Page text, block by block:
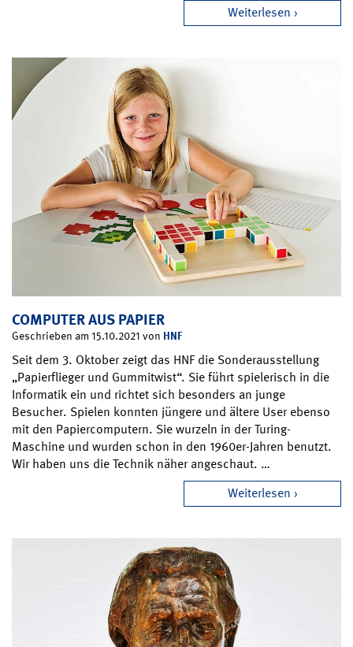
Weiterlesen
COMPUTER AUS PAPIER
Geschrieben am 15.10.2021 von HNF
Seit dem 3. Oktober zeigt das HNF die Sonderausstellung
„Papierflieger und Gummitwist“. Sie führt spielerisch in die
Informatik ein und richtet sich besonders an junge
Besucher. Spielen konnten jüngere und ältere User ebenso
mit den Papiercomputern. Sie wurzeln in der Turing-
Maschine und wurden schon in den 1960er-Jahren benutzt.
Wir haben uns die Technik näher angeschaut. …
Weiterlesen